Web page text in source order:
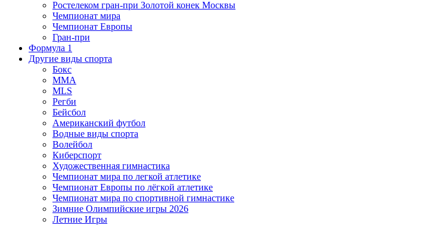
Ростелеком гран-при Золотой конек Москвы
Чемпионат мира
Чемпионат Европы
Гран-при
Формула 1
Другие виды спорта
Бокс
MMA
MLS
Регби
Бейсбол
Американский футбол
Водные виды спорта
Волейбол
Киберспорт
Художественная гимнастика
Чемпионат мира по легкой атлетике
Чемпионат Европы по лёгкой атлетике
Чемпионат мира по спортивной гимнастике
Зимние Олимпийские игры 2026
Летние Игры